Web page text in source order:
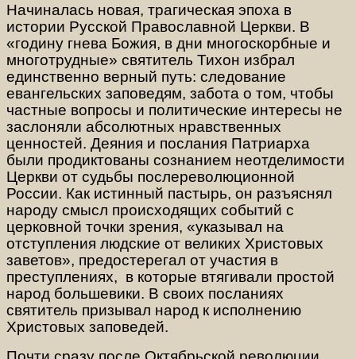
Начиналась новая, трагическая эпоха в
истории Русской Православной Церкви. В
«годину гнева Божия, в дни многоскорбные и
многотрудные» святитель Тихон избрал
единственно верный путь: следование
евангельских заповедям, забота о том, чтобы
частные вопросы и политические интересы не
заслоняли абсолютных нравственных
ценностей. Деяния и послания Патриарха
были продиктованы сознанием неотделимости
Церкви от судьбы послереволюционной
России. Как истинный пастырь, он разъяснял
народу смысл происходящих событий с
церковной точки зрения, «указывал на
отступления людские от великих Христовых
заветов», предостерегал от участия в
преступлениях, в которые втягивали простой
народ большевики. В своих посланиях
святитель призывал народ к исполнению
Христовых заповедей.